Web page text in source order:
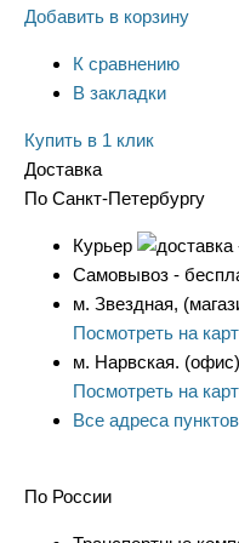
Добавить в корзину
К сравнению
В закладки
Купить в 1 клик
Доставка
По Санкт-Петербургу
Курьер
Самовывоз -
м. Звездная,
Посмотреть на
м. Нарвская.
Посмотреть на
Все адреса
По России